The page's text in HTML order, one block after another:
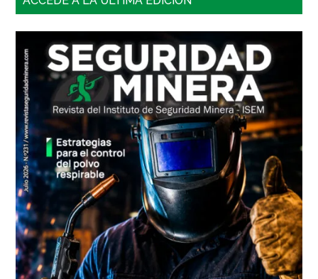
principal